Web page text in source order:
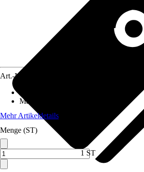
Art.-Nr.
Material
Mehr Artikeldetails
Menge (ST)
1 ST